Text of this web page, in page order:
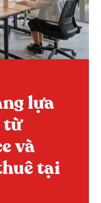
lựa
từ
và
tại